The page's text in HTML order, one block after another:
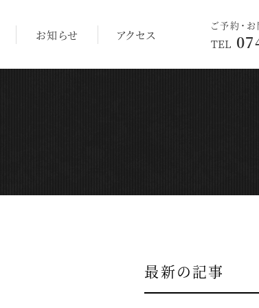
お知らせ アクセス
ご予約・
TEL
最新の記事